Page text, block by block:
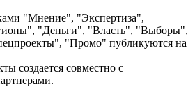
"Мнение", "Экспертиза",
"Деньги", "Власть", "Выборы",
"Промо" публикуются на
создается совместно с